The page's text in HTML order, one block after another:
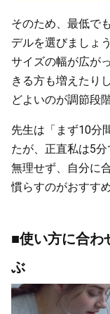
そのため、最低で
デルを選びましょ
サイズの幅が広が
きる方も増えたり
どよいのが調節段
先生は「まず10分
たが、正直私は5
無理せず、自分に
慣らすのがおすすめ
■使い方に合わ
ぶ